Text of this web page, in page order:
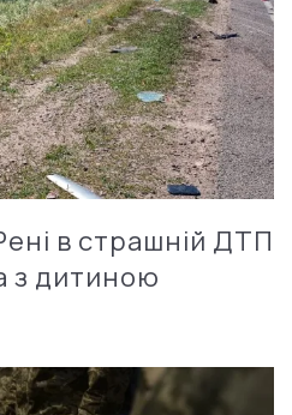
в страшній ДТП
з дитиною